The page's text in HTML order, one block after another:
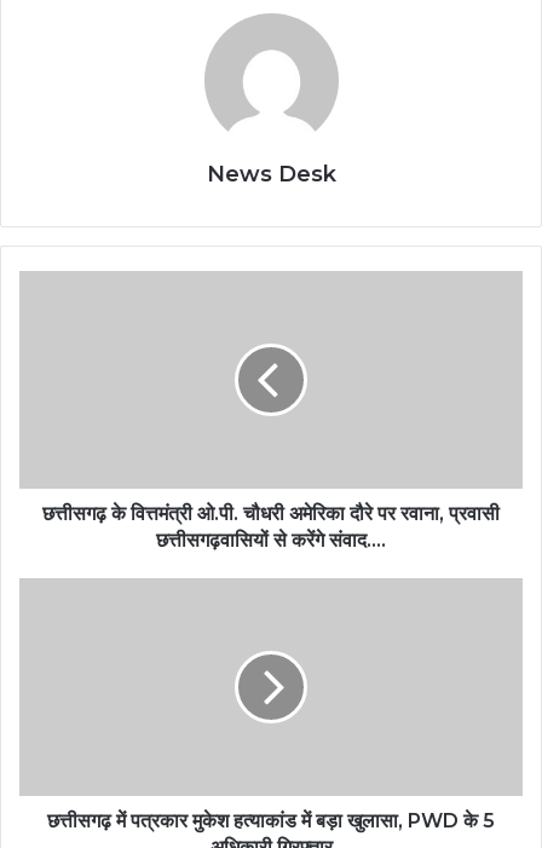
News Desk
छत्तीसगढ़ के वित्तमंत्री ओ.पी. चौधरी अमेरिका दौरे पर रवाना, प्रवासी
छत्तीसगढ़वासियों से करेंगे संवाद….
छत्तीसगढ़ में पत्रकार मुकेश हत्याकांड में बड़ा खुलासा, PWD के 5